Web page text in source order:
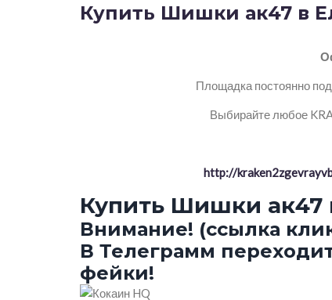
Купить Шишки ак47 в
Площадка постоянно
Выбирайте любое
http://
Купить Шишки ак47
Внимание! (ссылка
В Телеграмм
фейки!